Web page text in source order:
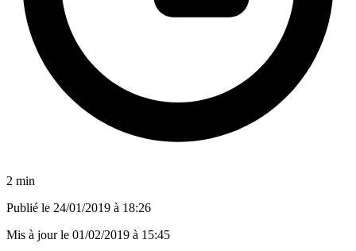
2 min
Publié le 24/01/2019 à 18:26
Mis à jour le 01/02/2019 à 15:45